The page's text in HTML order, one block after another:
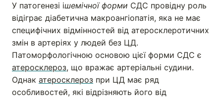
У патогенезі ішемічної форми СДС провідну роль
відіграє діабетична макроангіопатія, яка не має
специфічних відмінностей від атеросклеротичних
змін в артеріях у людей без ЦД.
Патоморфологічною основою цієї форми СДС є
атеросклероз, що вражає артеріальні судини.
Однак атеросклероз при ЦД має ряд
особливостей, які відрізняють його від